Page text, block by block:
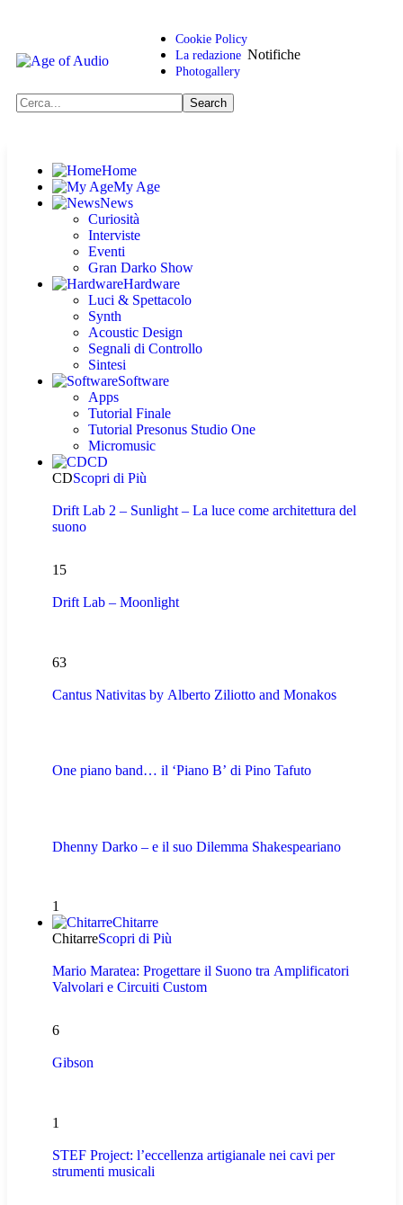
Cookie Policy
La redazione
Photogallery
Notifiche
Home
My Age
News
Curiosità
Interviste
Eventi
Gran Darko Show
Hardware
Luci & Spettacolo
Synth
Acoustic Design
Segnali di Controllo
Sintesi
Software
Apps
Tutorial Finale
Tutorial Presonus Studio One
Micromusic
CD
CDScopri di Più
Drift Lab 2 – Sunlight – La luce come architettura del
suono
15
Drift Lab – Moonlight
63
Cantus Nativitas by Alberto Ziliotto and Monakos
One piano band… il ‘Piano B’ di Pino Tafuto
Dhenny Darko – e il suo Dilemma Shakespeariano
1
Chitarre
ChitarreScopri di Più
Mario Maratea: Progettare il Suono tra Amplificatori
Valvolari e Circuiti Custom
6
Gibson
1
STEF Project: l’eccellenza artigianale nei cavi per
strumenti musicali